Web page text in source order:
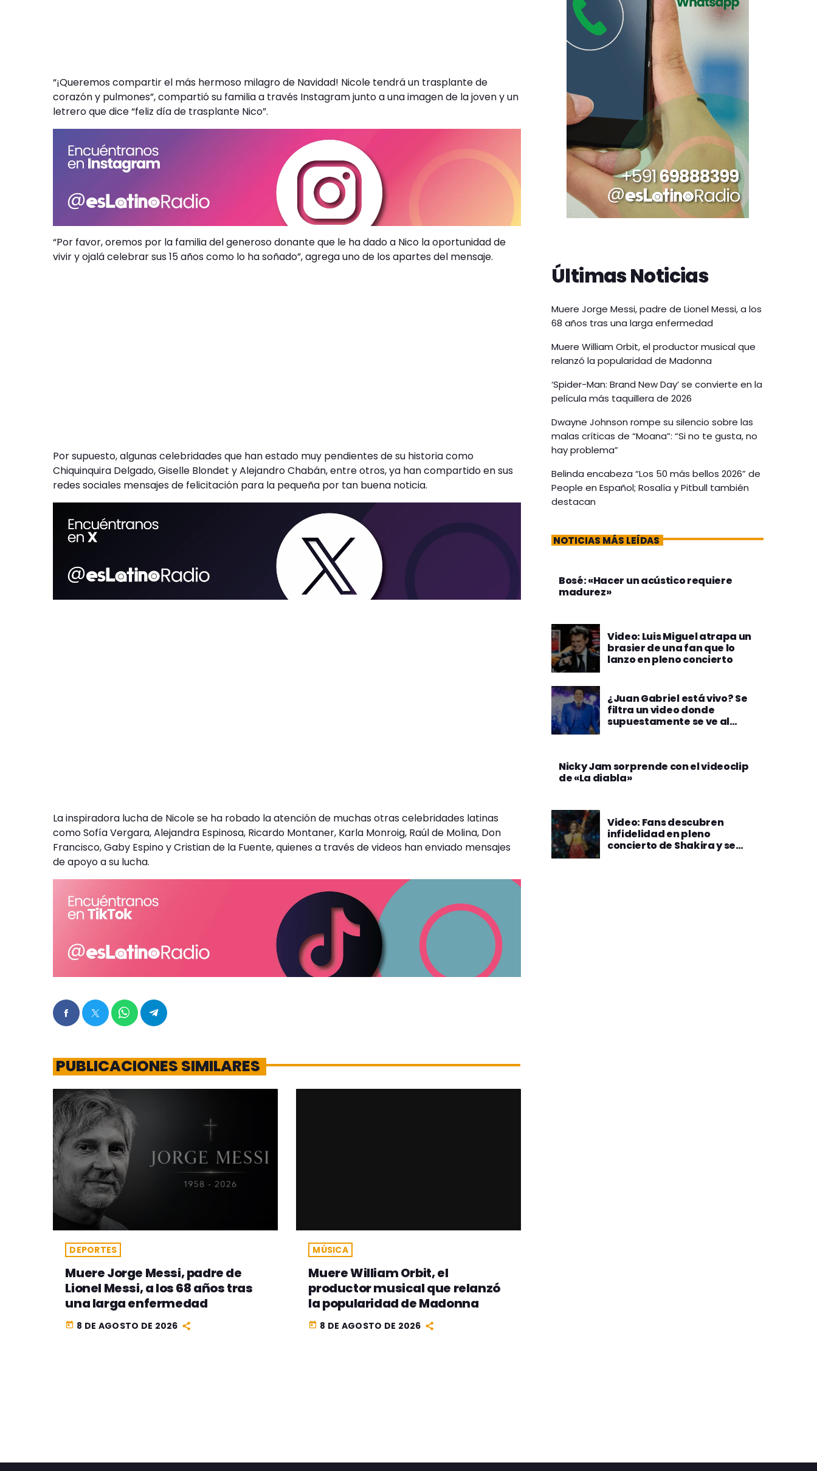
“¡Queremos compartir el más hermoso milagro de Navidad! Nicole tendrá un trasplante de
corazón y pulmones”, compartió su familia a través Instagram junto a una imagen de la joven y un
letrero que dice “feliz día de trasplante Nico”.
“Por favor, oremos por la familia del generoso donante que le ha dado a Nico la oportunidad de
vivir y ojalá celebrar sus 15 años como lo ha soñado”, agrega uno de los apartes del mensaje.
Por supuesto, algunas celebridades que han estado muy pendientes de su historia como
Chiquinquira Delgado, Giselle Blondet y Alejandro Chabán, entre otros, ya han compartido en sus
redes sociales mensajes de felicitación para la pequeña por tan buena noticia.
La inspiradora lucha de Nicole se ha robado la atención de muchas otras celebridades latinas
como Sofía Vergara, Alejandra Espinosa, Ricardo Montaner, Karla Monroig, Raúl de Molina, Don
Francisco, Gaby Espino y Cristian de la Fuente, quienes a través de videos han enviado mensajes
de apoyo a su lucha.
PUBLICACIONES SIMILARES
DEPORTES
Muere Jorge Messi, padre de
Lionel Messi, a los 68 años tras
una larga enfermedad
today 8 DE AGOSTO DE 2026
MÚSICA
Muere William Orbit, el
productor musical que relanzó
la popularidad de Madonna
today 8 DE AGOSTO DE 2026
Últimas Noticias
Muere Jorge Messi, padre de Lionel Messi, a los
68 años tras una larga enfermedad
Muere William Orbit, el productor musical que
relanzó la popularidad de Madonna
‘Spider-Man: Brand New Day’ se convierte en la
película más taquillera de 2026
Dwayne Johnson rompe su silencio sobre las
malas críticas de “Moana”: “Si no te gusta, no
hay problema”
Belinda encabeza “Los 50 más bellos 2026” de
People en Español; Rosalía y Pitbull también
destacan
NOTICIAS MÁS LEÍDAS
Bosé: «Hacer un acústico requiere
madurez»
Video: Luis Miguel atrapa un
brasier de una fan que lo
lanzo en pleno concierto
¿Juan Gabriel está vivo? Se
filtra un video donde
supuestamente se ve al
Nicky Jam sorprende con el videoclip
de «La diabla»
Video: Fans descubren
infidelidad en pleno
concierto de Shakira y se